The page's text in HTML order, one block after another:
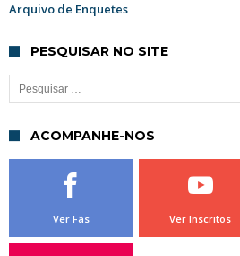
Arquivo de Enquetes
PESQUISAR NO SITE
Pesquisar por:
ACOMPANHE-NOS
Ver Fãs Ver Inscritos